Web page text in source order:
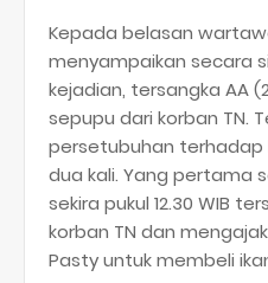
Kepada belasan
menyampaikan secara
kejadian, tersangka AA
sepupu dari korban TN.
persetubuhan terhadap
dua kali. Yang pertama
sekira pukul 12.30 WIB
korban TN dan
Pasty untuk membeli